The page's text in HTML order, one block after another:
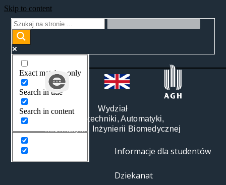
Skip to content
Exact matches only
Search in title
Search in content
Wydział
Elektrotechniki, Automatyki,
Informatyki i Inżynierii Biomedycznej
Informacje dla studentów
Dziekanat